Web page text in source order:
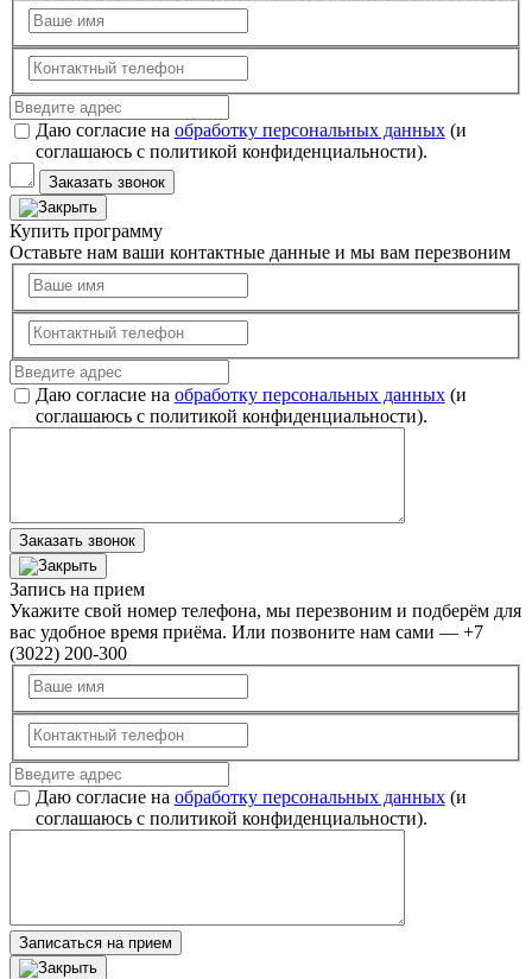
Даю согласие на обработку персональных данных(и
соглашаюсь с политикой конфиденциальности).
Заказать звонок
Купить программу
Оставьте нам ваши контактные данные и мы вам перезвоним
Даю согласие на обработку персональных данных(и
соглашаюсь с политикой конфиденциальности).
Заказать звонок
Запись на прием
Укажите свой номер телефона, мы перезвоним и подберём для
вас удобное время приёма. Или позвоните нам сами — +7
(3022) 200-300
Даю согласие на обработку персональных данных(и
соглашаюсь с политикой конфиденциальности).
Записаться на прием